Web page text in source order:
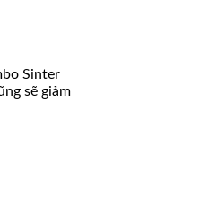
Sinter
sẽ giảm